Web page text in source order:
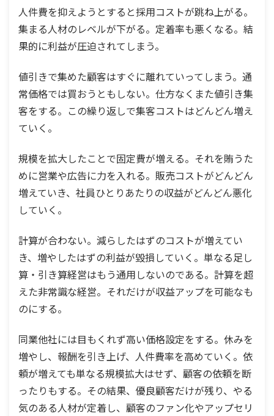
人件費を抑えようとすると採用コストが跳ね上がる。
集まる人材のレベルが下がる。定着率も悪くなる。結
果的に利益が圧迫されてしまう。
値引きで集めた顧客はすぐに離れていってしまう。通
常価格では買おうともしない。仕方なくまた値引き集
客をする。この繰り返しで集客コストはどんどん増え
ていく。
規模を拡大したことで固定費が増える。それを賄うた
めに営業や広告に力を入れる。販売コストがどんどん
増えていき、社員ひとりあたりの収益がどんどん悪化
していく。
計算が合わない。減らしたはずのコストが増えてい
き、増やしたはずの利益が毀損していく。単なる足し
算・引き算経営はもう通用しないのである。計算を超
えた非常識な経営。それだけが収益アップを可能なも
のにする。
同業他社には目もくれず高い価格設定をする。休みを
増やし、報酬を引き上げ、人件費率を高めていく。依
頼が増えても単なる規模拡大はせず、顧客の依頼を断
ったりもする。その結果、優良顧客だけが残り、やる
気のある人材が定着し、顧客のファン化やアップセリ